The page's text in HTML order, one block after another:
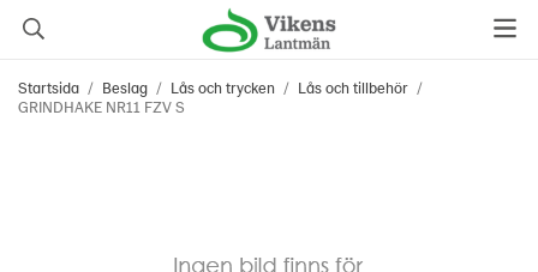
Startsida / Beslag / Lås och trycken / Lås och tillbehör /
GRINDHAKE NR11 FZV S